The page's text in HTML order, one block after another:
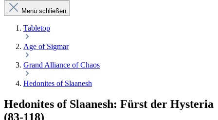
Menü schließen
Tabletop
Age of Sigmar
Grand Alliance of Chaos
Hedonites of Slaanesh
Hedonites of Slaanesh: Fürst der Hysteria
(83-118)